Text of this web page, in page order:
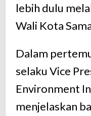
lebih dulu
Wali Kota
Dalam
selaku Vice
Environment
menjelaskan